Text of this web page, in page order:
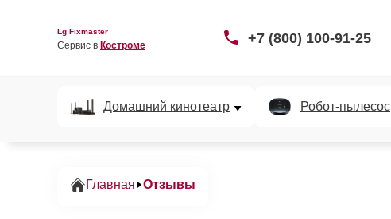
Lg Fixmaster
Сервис в Костроме +7 (800) 100-91-25
Домашний кинотеатр Робот-пылесос
Главная Отзывы